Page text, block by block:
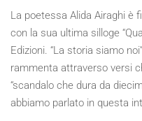
La poetessa Alida Airaghi è
con la sua ultima silloge
Edizioni. “La storia siamo
rammenta attraverso versi
“scandalo che dura da
abbiamo parlato in questa